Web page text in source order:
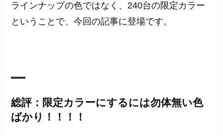
ラインナップの色ではなく、240台の限定カラー
ということで、今回の記事に登場です。
総評：限定カラーにするには勿体無い色
ばかり！！！！